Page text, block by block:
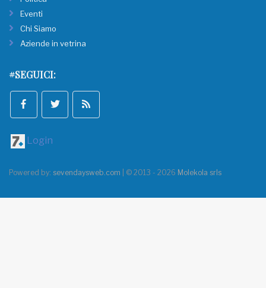
Eventi
Chi Siamo
Aziende in vetrina
#SEGUICI:
Login
Powered by: sevendaysweb.com | © 2013 - 2026 Molekola srls